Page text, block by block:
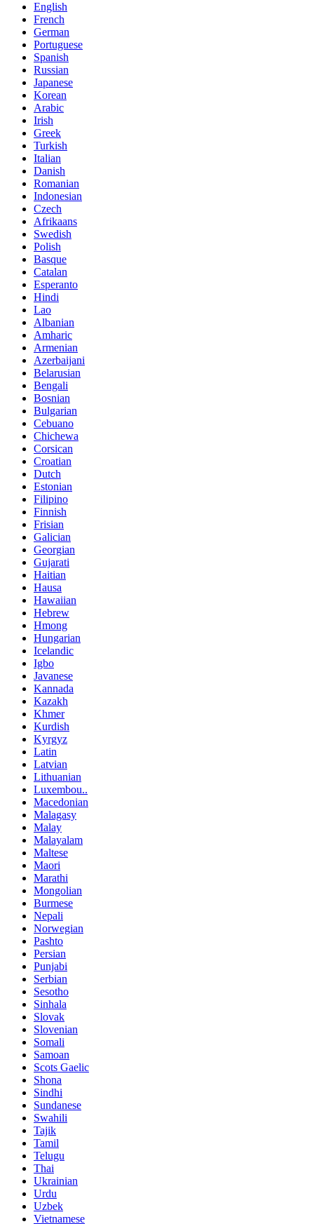
English
French
German
Portuguese
Spanish
Russian
Japanese
Korean
Arabic
Irish
Greek
Turkish
Italian
Danish
Romanian
Indonesian
Czech
Afrikaans
Swedish
Polish
Basque
Catalan
Esperanto
Hindi
Lao
Albanian
Amharic
Armenian
Azerbaijani
Belarusian
Bengali
Bosnian
Bulgarian
Cebuano
Chichewa
Corsican
Croatian
Dutch
Estonian
Filipino
Finnish
Frisian
Galician
Georgian
Gujarati
Haitian
Hausa
Hawaiian
Hebrew
Hmong
Hungarian
Icelandic
Igbo
Javanese
Kannada
Kazakh
Khmer
Kurdish
Kyrgyz
Latin
Latvian
Lithuanian
Luxembou..
Macedonian
Malagasy
Malay
Malayalam
Maltese
Maori
Marathi
Mongolian
Burmese
Nepali
Norwegian
Pashto
Persian
Punjabi
Serbian
Sesotho
Sinhala
Slovak
Slovenian
Somali
Samoan
Scots Gaelic
Shona
Sindhi
Sundanese
Swahili
Tajik
Tamil
Telugu
Thai
Ukrainian
Urdu
Uzbek
Vietnamese